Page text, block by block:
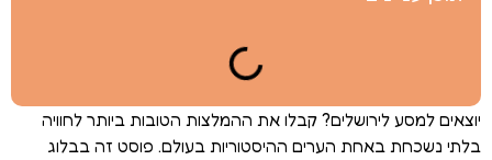
יוצאים למסע לירושלים? קבלו את ההמלצות הטובות ביותר לחוויה
בלתי נשכחת באחת הערים ההיסטוריות בעולם. פוסט זה בבלוג